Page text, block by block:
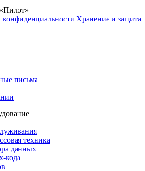
Хранение и защита
письма
техника
данных
кода